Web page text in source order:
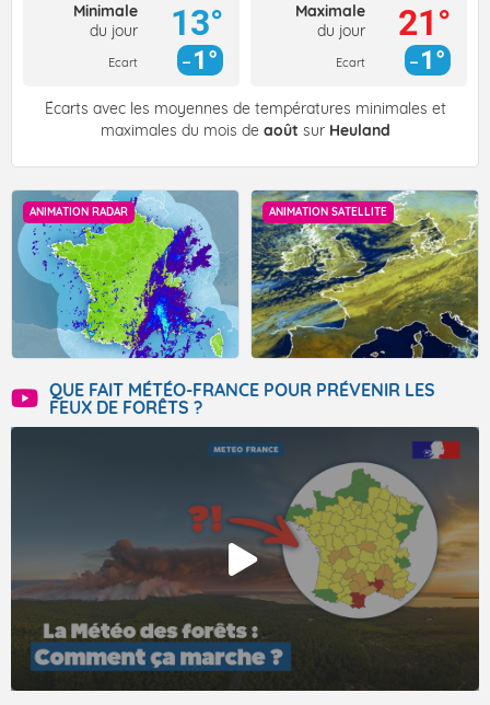
Minimale
du jour
Ecart
13°
1°
Maximale
du jour
Ecart
21°
1°
Écarts avec les moyennes de températures minimales et
maximales du mois de août sur Heuland
ANIMATION RADAR ANIMATION SATELLITE
QUE FAIT MÉTÉO-FRANCE POUR PRÉVENIR LES
FEUX DE FORÊTS ?